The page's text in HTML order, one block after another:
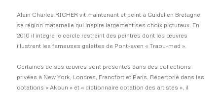
Alain Charles RICHER vit maintenant et peint à Guidel en Bretagne,
sa région maternelle qui inspire largement ses choix picturaux. En
2010 il intègre le cercle restreint des peintres dont les œuvres
illustrent les fameuses galettes de Pont-aven « Traou-mad ».
Certaines de ses œuvres sont présentes dans des collections
privées à New York, Londres, Francfort et Paris. Répertorié dans les
cotations « Akoun » et « dictionnaire cotation des artistes », il